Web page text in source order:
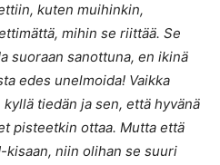
kuten muihinkin,
mihin se riittää. Se
suoraan sanottuna, en ikinä
edes unelmoida! Vaikka
tiedän ja sen, että hyvänä
pisteetkin ottaa. Mutta että
kisaan, niin olihan se suuri